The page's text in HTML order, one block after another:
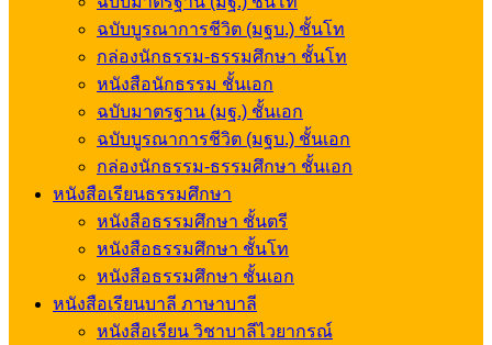
ฉบับบูรณาการชีวิต (มฐบ.) ชั้นโท
กล่องนักธรรม-ธรรมศึกษา ชั้นโท
หนังสือนักธรรม ชั้นเอก
ฉบับมาตรฐาน (มฐ.) ชั้นเอก
ฉบับบูรณาการชีวิต (มฐบ.) ชั้นเอก
กล่องนักธรรม-ธรรมศึกษา ชั้นเอก
หนังสือเรียนธรรมศึกษา
หนังสือธรรมศึกษา ชั้นตรี
หนังสือธรรมศึกษา ชั้นโท
หนังสือธรรมศึกษา ชั้นเอก
หนังสือเรียนบาลี ภาษาบาลี
หนังสือเรียน วิชาบาลีไวยากรณ์